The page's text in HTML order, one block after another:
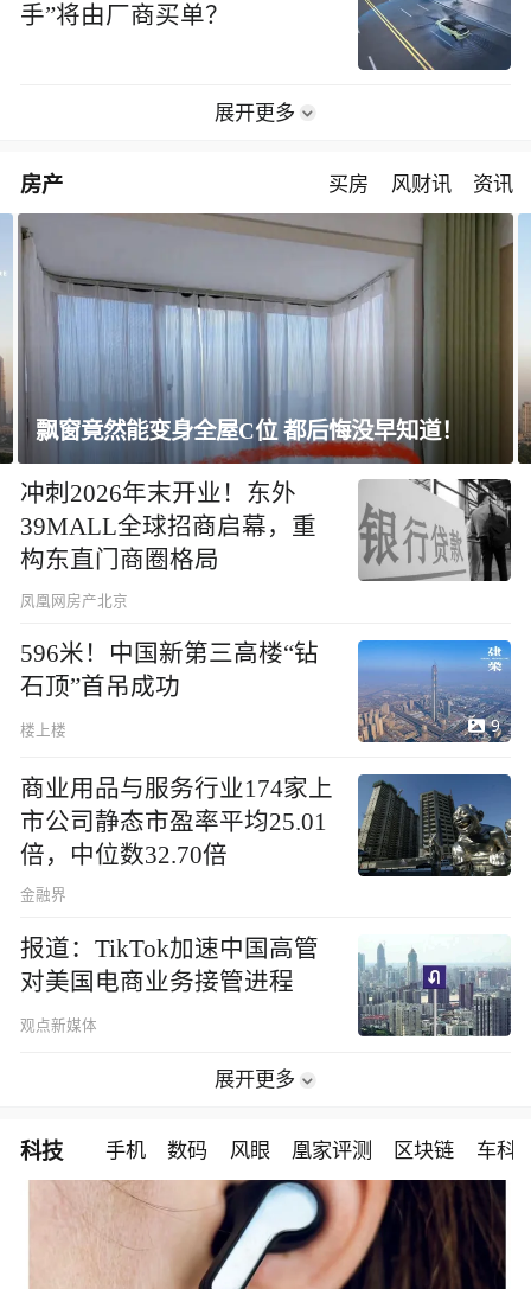
手”将由厂商买单？
展开更多
房产 买房 风财讯 资讯
上海未建成的地标：“人”字大楼
冲刺2026年末开业！东外
39MALL全球招商启幕，重
构东直门商圈格局
凤凰网房产北京
596米！中国新第三高楼“钻
石顶”首吊成功
楼上楼 9
商业用品与服务行业174家上
市公司静态市盈率平均25.01
倍，中位数32.70倍
金融界
报道：TikTok加速中国高管
对美国电商业务接管进程
观点新媒体
展开更多
科技 手机 数码 风眼 凰家评测 区块链 车科